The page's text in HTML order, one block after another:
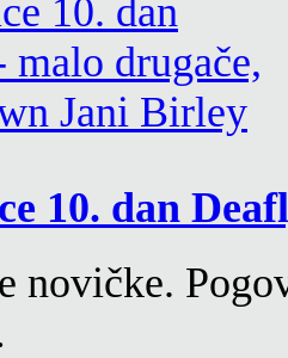
10. dan
novičke.